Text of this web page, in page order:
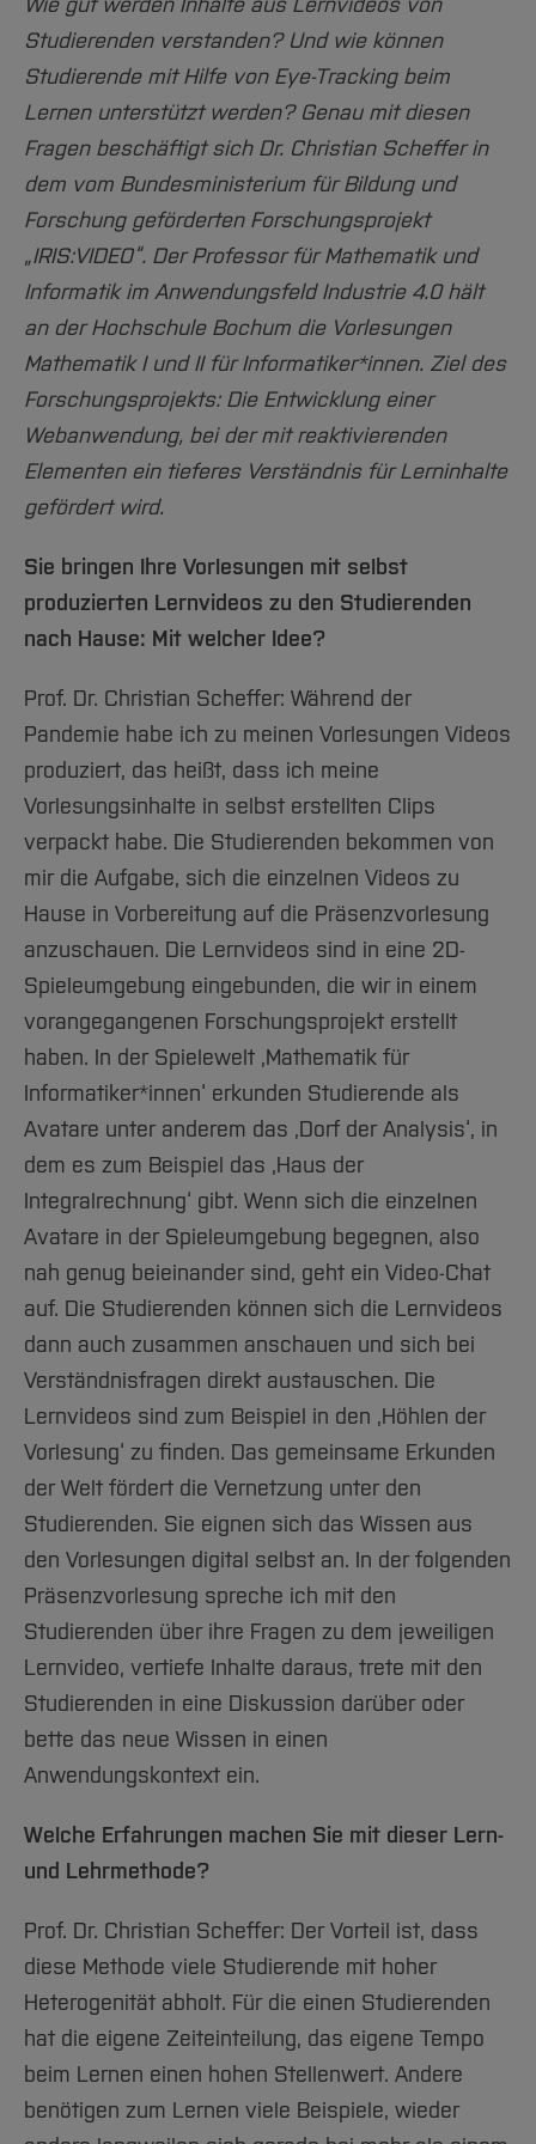
Arbeiten im FB G
Forschung und Projekte
International
Service
Studiengänge
Studieninteressierte
Aktuelles
Fachgruppen
Forschung und Entwicklung
International
Team
Service
Amtliche Bekanntmachungen
Notfall-Infos
BO Shop
Familiengerechte Hochschule
Gleichstellung
Diskriminierungsfreie Hochschule
Vertretungen
Wahlen
Hochschulbibliothek
Hochschulkommunikation
International Office
Medienzentrum
qed-Stiftung
Zentrale Studienberatung
Studierenden verstanden? Und wie können
Studierende mit Hilfe von Eye-Tracking beim
Lernen unterstützt werden? Genau mit diesen
Fragen beschäftigt sich Dr. Christian Scheffer in
dem vom Bundesministerium für Bildung und
Forschung geförderten Forschungsprojekt
„IRIS:VIDEO“. Der Professor für Mathematik und
Informatik im Anwendungsfeld Industrie 4.0 hält
an der Hochschule Bochum die Vorlesungen
Mathematik I und II für Informatiker*innen. Ziel des
Forschungsprojekts: Die Entwicklung einer
Webanwendung, bei der mit reaktivierenden
Elementen ein tieferes Verständnis für Lerninhalte
gefördert wird.
Sie bringen Ihre Vorlesungen mit selbst
produzierten Lernvideos zu den Studierenden
nach Hause: Mit welcher Idee?
Prof. Dr. Christian Scheffer: Während der
Pandemie habe ich zu meinen Vorlesungen Videos
produziert, das heißt, dass ich meine
Vorlesungsinhalte in selbst erstellten Clips
verpackt habe. Die Studierenden bekommen von
mir die Aufgabe, sich die einzelnen Videos zu
Hause in Vorbereitung auf die Präsenzvorlesung
anzuschauen. Die Lernvideos sind in eine 2D-
Spieleumgebung eingebunden, die wir in einem
vorangegangenen Forschungsprojekt erstellt
haben. In der Spielewelt ‚Mathematik für
Informatiker*innen‘ erkunden Studierende als
Avatare unter anderem das ‚Dorf der Analysis‘, in
dem es zum Beispiel das ‚Haus der
Integralrechnung‘ gibt. Wenn sich die einzelnen
Avatare in der Spieleumgebung begegnen, also
nah genug beieinander sind, geht ein Video-Chat
auf. Die Studierenden können sich die Lernvideos
dann auch zusammen anschauen und sich bei
Verständnisfragen direkt austauschen. Die
Lernvideos sind zum Beispiel in den ‚Höhlen der
Vorlesung‘ zu finden. Das gemeinsame Erkunden
der Welt fördert die Vernetzung unter den
Studierenden. Sie eignen sich das Wissen aus
den Vorlesungen digital selbst an. In der folgenden
Präsenzvorlesung spreche ich mit den
Studierenden über ihre Fragen zu dem jeweiligen
Lernvideo, vertiefe Inhalte daraus, trete mit den
Studierenden in eine Diskussion darüber oder
bette das neue Wissen in einen
Anwendungskontext ein.
Welche Erfahrungen machen Sie mit dieser Lern-
und Lehrmethode?
Prof. Dr. Christian Scheffer: Der Vorteil ist, dass
diese Methode viele Studierende mit hoher
Heterogenität abholt. Für die einen Studierenden
hat die eigene Zeiteinteilung, das eigene Tempo
beim Lernen einen hohen Stellenwert. Andere
benötigen zum Lernen viele Beispiele, wieder